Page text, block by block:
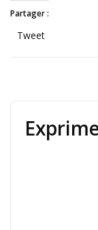
Partager :
Tweet